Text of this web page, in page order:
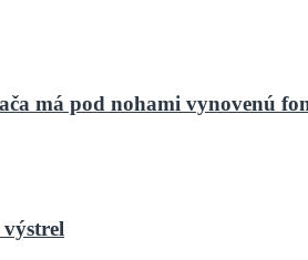
má pod nohami vynovenú